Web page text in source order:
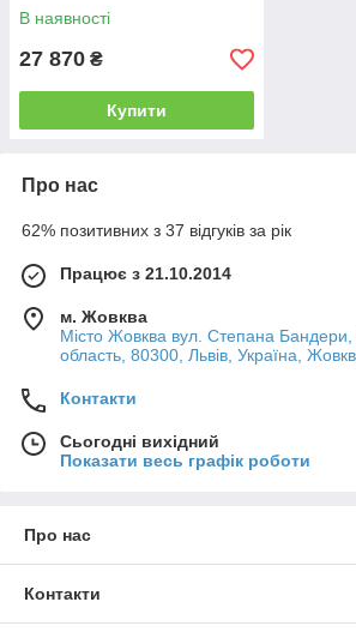
В наявності
27 870 ₴
Купити
Про нас
62% позитивних з 37 відгуків за рік
Працює з 21.10.2014
м. Жовква
Місто Жовква вул. Степана Бандери,
область, 80300, Львів, Україна,
Контакти
Сьогодні вихідний
Показати весь графік роботи
Про нас
Контакти